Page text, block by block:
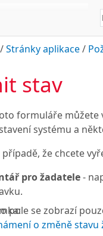
/Stránky aplikace/
stav
formuláře můžete
systému a
případě, že chcete
pro žadatele-
pole se zobrazí
o změně stavu